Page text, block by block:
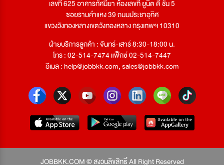
เลขที่ 625 อาคารทัศนียา ห้องเลขที่ ยูนิต ดี ชั้น 5
ซอยรามคำแหง 39 ถนนประชาอุทิศ
แขวงวังทองหลางเขตวังทองหลาง กรุงเทพฯ 10310
ฝ่ายบริการลูกค้า : จันทร์-เสาร์ 8:30-18:00 น.
โทร : 02-514-7474 แฟ็กซ์ 02-514-7447
อีเมล :help@jobbkk.com,sales@jobbkk.com
JOBBKK.COM © สงวนลิขสิทธิ์ All Right Reserved